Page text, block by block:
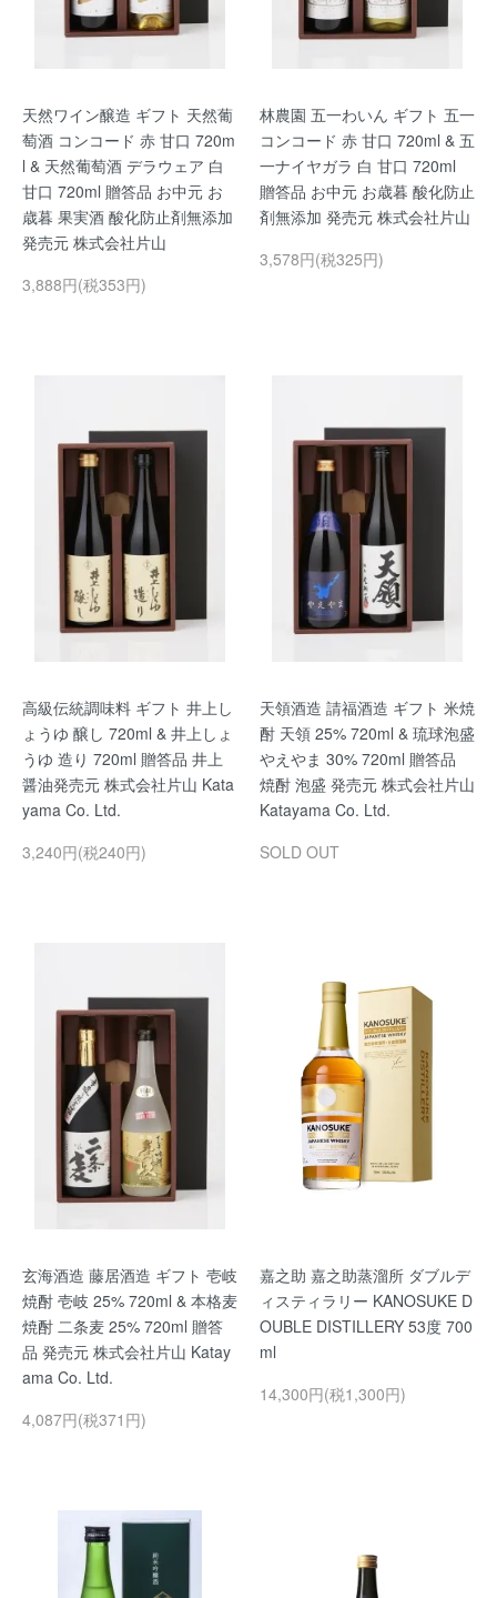
天然ワイン醸造 ギフト 天然葡
萄酒 コンコード 赤 甘口 720m
l & 天然葡萄酒 デラウェア 白
甘口 720ml 贈答品 お中元 お
歳暮 果実酒 酸化防止剤無添加
発売元 株式会社片山
3,888円(税353円)
林農園 五一わいん ギフト 五一
コンコード 赤 甘口 720ml & 五
一ナイヤガラ 白 甘口 720ml
贈答品 お中元 お歳暮 酸化防止
剤無添加 発売元 株式会社片山
3,578円(税325円)
高級伝統調味料 ギフト 井上し
ょうゆ 醸し 720ml & 井上しょ
うゆ 造り 720ml 贈答品 井上
醤油発売元 株式会社片山 Kata
yama Co. Ltd.
3,240円(税240円)
天領酒造 請福酒造 ギフト 米焼
酎 天領 25% 720ml & 琉球泡盛
やえやま 30% 720ml 贈答品
焼酎 泡盛 発売元 株式会社片山
Katayama Co. Ltd.
SOLD OUT
玄海酒造 藤居酒造 ギフト 壱岐
焼酎 壱岐 25% 720ml & 本格麦
焼酎 二条麦 25% 720ml 贈答
品 発売元 株式会社片山 Katay
ama Co. Ltd.
4,087円(税371円)
嘉之助 嘉之助蒸溜所 ダブルデ
ィスティラリー KANOSUKE D
OUBLE DISTILLERY 53度 700
ml
14,300円(税1,300円)